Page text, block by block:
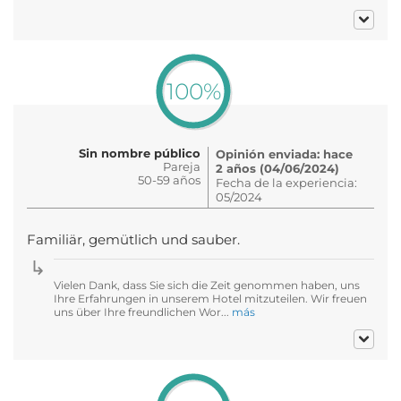
100%
Sin nombre público
Pareja
50-59 años
Opinión enviada: hace
2 años (04/06/2024)
Fecha de la experiencia:
05/2024
Familiär, gemütlich und sauber.
Vielen Dank, dass Sie sich die Zeit genommen haben, uns
Ihre Erfahrungen in unserem Hotel mitzuteilen. Wir freuen
uns über Ihre freundlichen Wor... más